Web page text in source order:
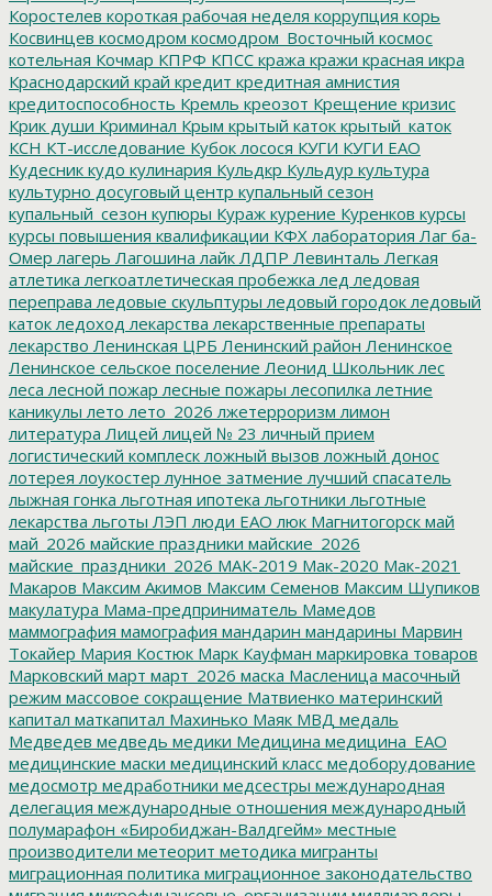
Коростелев короткая рабочая неделя коррупция корь
Косвинцев космодром космодром_Восточный космос
котельная Кочмар КПРФ КПСС кража кражи красная икра
Краснодарский край кредит кредитная амнистия
кредитоспособность Кремль креозот Крещение кризис
Крик души Криминал Крым крытый каток крытый_каток
КСН КТ-исследование Кубок лосося КУГИ КУГИ ЕАО
Кудесник кудо кулинария Кульдкр Кульдур культура
культурно досуговый центр купальный сезон
купальный_сезон купюры Кураж курение Куренков курсы
курсы повышения квалификации КФХ лаборатория Лаг ба-
Омер лагерь Лагошина лайк ЛДПР Левинталь Легкая
атлетика легкоатлетическая пробежка лед ледовая
переправа ледовые скульптуры ледовый городок ледовый
каток ледоход лекарства лекарственные препараты
лекарство Ленинская ЦРБ Ленинский район Ленинское
Ленинское сельское поселение Леонид Школьник лес
леса лесной пожар лесные пожары лесопилка летние
каникулы лето лето_2026 лжетерроризм лимон
литература Лицей лицей № 23 личный прием
логистический комплеск ложный вызов ложный донос
лотерея лоукостер лунное затмение лучший спасатель
лыжная гонка льготная ипотека льготники льготные
лекарства льготы ЛЭП люди ЕАО люк Магнитогорск май
май_2026 майские праздники майские_2026
майские_праздники_2026 МАК-2019 Мак-2020 Мак-2021
Макаров Максим Акимов Максим Семенов Максим Шупиков
макулатура Мама-предприниматель Мамедов
маммография мамография мандарин мандарины Марвин
Токайер Мария Костюк Марк Кауфман маркировка товаров
Марковский март март_2026 маска Масленица масочный
режим массовое сокращение Матвиенко материнский
капитал маткапитал Махинько Маяк МВД медаль
Медведев медведь медики Медицина медицина_ЕАО
медицинские маски медицинский класс медоборудование
медосмотр медработники медсестры международная
делегация международные отношения международный
полумарафон «Биробиджан-Валдгейм» местные
производители метеорит методика мигранты
миграционная политика миграционное законодательство